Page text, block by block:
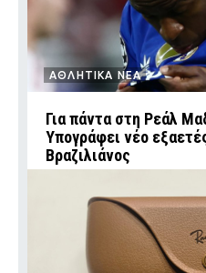
ΑΘΛΗΤΙΚΑ ΝΕΑ
Για πάντα στη Ρεάλ
Υπογράφει νέο
Βραζιλιάνος